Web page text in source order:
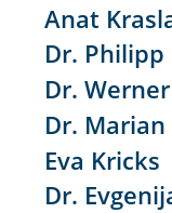
Anat
Dr. Philipp
Dr.
Dr.
Eva Kricks
Dr.